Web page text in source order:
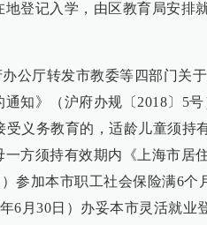
登记入学，由区教育局安排
公厅转发市教委等四部门关
知》（沪府办规〔2018〕5号
义务教育的，适龄儿童须持
方须持有效期内《上海市居
参加本市职工社会保险满6个
6月30日）办妥本市灵活就业